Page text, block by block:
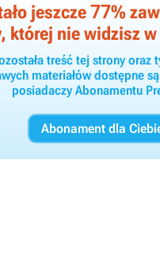
jeszcze77%
której nie widzisz
treść tej strony oraz
materiałów dostępne
posiadaczy Abonamentu
Abonament dla